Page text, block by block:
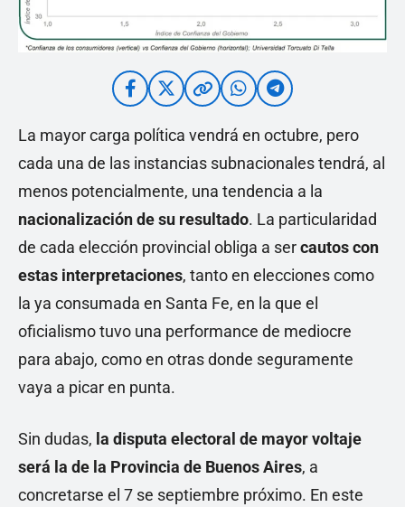
La mayor carga política vendrá en octubre, pero
cada una de las instancias subnacionales tendrá, al
menos potencialmente, una tendencia a la
nacionalización de su resultado. La particularidad
de cada elección provincial obliga a sercautos con
estas interpretaciones, tanto en elecciones como
la ya consumada en Santa Fe, en la que el
oficialismo tuvo una performance de mediocre
para abajo, como en otras donde seguramente
vaya a picar en punta.
Sin dudas, la disputa electoral de mayor voltaje
será la de la Provincia de Buenos Aires, a
concretarse el 7 se septiembre próximo. En este